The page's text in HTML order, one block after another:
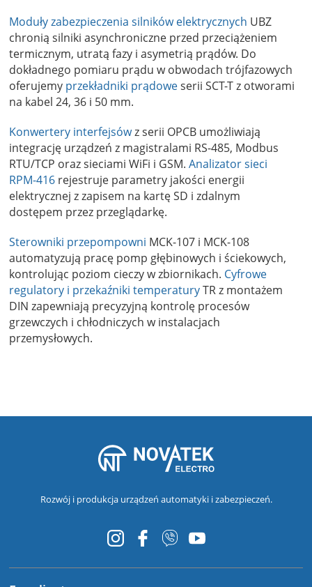
Moduły zabezpieczenia silników elektrycznych UBZ
chronią silniki asynchroniczne przed przeciążeniem
termicznym, utratą fazy i asymetrią prądów. Do
dokładnego pomiaru prądu w obwodach trójfazowych
oferujemy przekładniki prądoweserii SCT-T z otworami
na kabel 24, 36 i 50 mm.
Konwertery interfejsówz serii OPCB umożliwiają
integrację urządzeń z magistralami RS-485, Modbus
RTU/TCP oraz sieciami WiFi i GSM. Analizator sieci
RPM-416 rejestruje parametry jakości energii
elektrycznej z zapisem na kartę SD i zdalnym
dostępem przez przeglądarkę.
Sterowniki przepompowni MCK-107 i MCK-108
automatyzują pracę pomp głębinowych i ściekowych,
kontrolując poziom cieczy w zbiornikach. Cyfrowe
regulatory i przekaźniki temperaturyTR z montażem
DIN zapewniają precyzyjną kontrolę procesów
grzewczych i chłodniczych w instalacjach
przemysłowych.
Rozwój i produkcja urządzeń automatyki i zabezpieczeń.